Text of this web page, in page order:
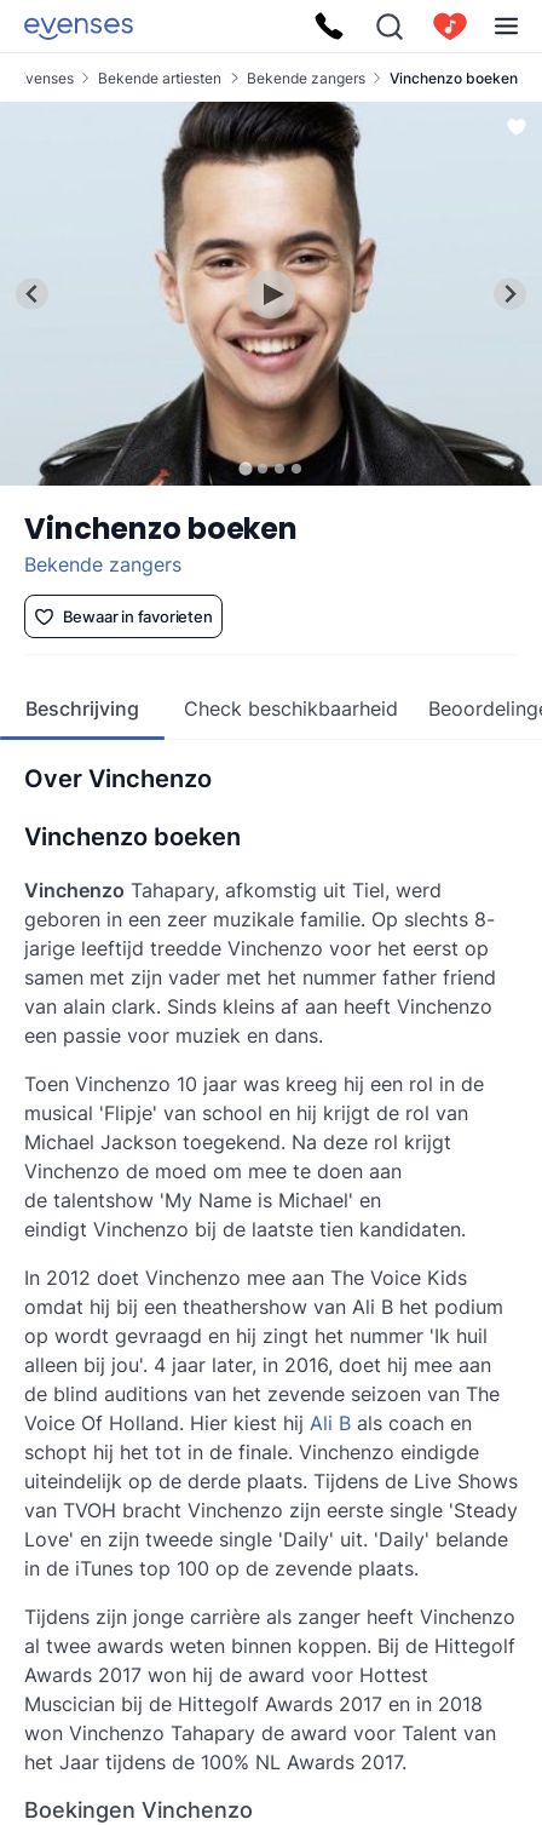
Evenses Bekende artiesten Bekende zangers Vinchenzo boeken
Vinchenzo boeken
Bekende zangers
Bewaar in favorieten
Beschrijving Check beschikbaarheid
Over Vinchenzo
Vinchenzo boeken
Vinchenzo Tahapary, afkomstig uit Tiel, werd
geboren in een zeer muzikale familie. Op slechts 8-
jarige leeftijd treedde Vinchenzo voor het eerst op
samen met zijn vader met het nummer father friend
van alain clark. Sinds kleins af aan heeft Vinchenzo
een passie voor muziek en dans.
Toen Vinchenzo 10 jaar was kreeg hij een rol in de
musical 'Flipje' van school en hij krijgt de rol van
Michael Jackson toegekend. Na deze rol krijgt
Vinchenzo de moed om mee te doen aan
de talentshow 'My Name is Michael' en
eindigt Vinchenzo bij de laatste tien kandidaten.
In 2012 doet Vinchenzo mee aan The Voice Kids
omdat hij bij een theathershow van Ali B het podium
op wordt gevraagd en hij zingt het nummer 'Ik huil
alleen bij jou'. 4 jaar later, in 2016, doet hij mee aan
de blind auditions van het zevende seizoen van The
Voice Of Holland. Hier kiest hij Ali B als coach en
schopt hij het tot in de finale. Vinchenzo eindigde
uiteindelijk op de derde plaats. Tijdens de Live Shows
van TVOH bracht Vinchenzo zijn eerste single 'Steady
Love' en zijn tweede single 'Daily' uit. 'Daily' belande
in de iTunes top 100 op de zevende plaats.
Tijdens zijn jonge carrière als zanger heeft Vinchenzo
al twee awards weten binnen koppen. Bij de Hittegolf
Awards 2017 won hij de award voor Hottest
Muscician bij de Hittegolf Awards 2017 en in 2018
won Vinchenzo Tahapary de award voor Talent van
het Jaar tijdens de 100% NL Awards 2017.
Boekingen Vinchenzo